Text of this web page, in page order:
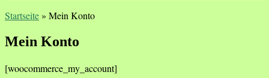
Startseite» Mein Konto
Mein Konto
[woocommerce_my_account]